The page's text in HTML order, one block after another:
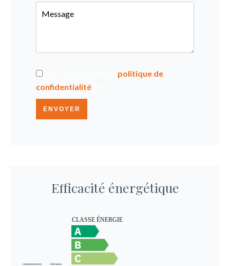
politique de
confidentialité
ENVOYER
Efficacité énergétique